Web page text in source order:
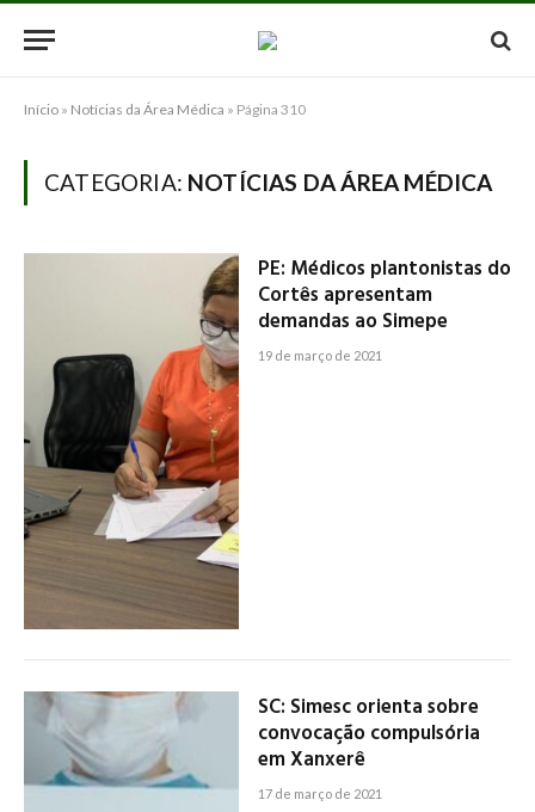
Início » Notícias da Área Médica » Página 310
CATEGORIA: NOTÍCIAS DA ÁREA MÉDICA
PE: Médicos plantonistas do
Cortês apresentam
demandas ao Simepe
19 de março de 2021
SC: Simesc orienta sobre
convocação compulsória
em Xanxerê
17 de março de 2021